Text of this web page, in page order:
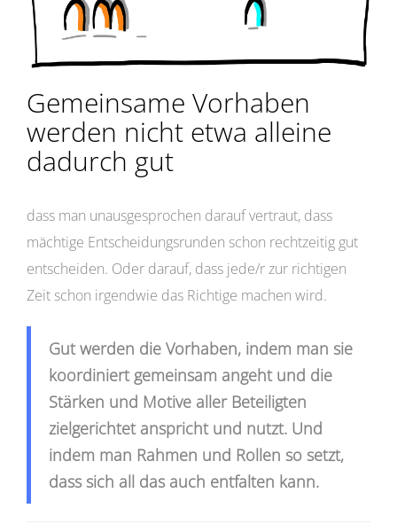
Gemeinsame Vorhaben
werden nicht etwa alleine
dadurch gut
dass man unausgesprochen darauf vertraut, dass
mächtige Entscheidungsrunden schon rechtzeitig gut
entscheiden. Oder darauf, dass jede/r zur richtigen
Zeit schon irgendwie das Richtige machen wird.
Gut werden die Vorhaben, indem man sie
koordiniert gemeinsam angeht und die
Stärken und Motive aller Beteiligten
zielgerichtet anspricht und nutzt. Und
indem man Rahmen und Rollen so setzt,
dass sich all das auch entfalten kann.